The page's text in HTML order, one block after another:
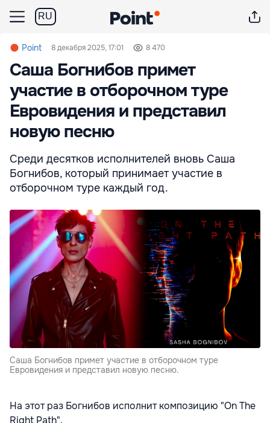
RU
Point 8 декабря 2025, 17:01 8 470
Саша Богнибов примет
участие в отборочном туре
Евровидения и представил
новую песню
Среди десятков исполнителей вновь Саша
Богнибов, который принимает участие в
отборочном туре каждый год.
Саша Богнибов примет участие в отборочном туре
Евровидения и представил новую песню.
На этот раз Богнибов исполнит композицию "On The